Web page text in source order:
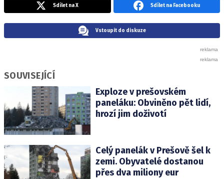
Sdílet na X Sdílet na Facebooku
Vstoupit do diskuze
SOUVISEJÍCÍ
Exploze v prešovském
paneláku: Obviněno pět lidí,
hrozí jim doživotí
Celý panelák v Prešově šel k
zemi. Obyvatelé dostanou
přes dva miliony eur